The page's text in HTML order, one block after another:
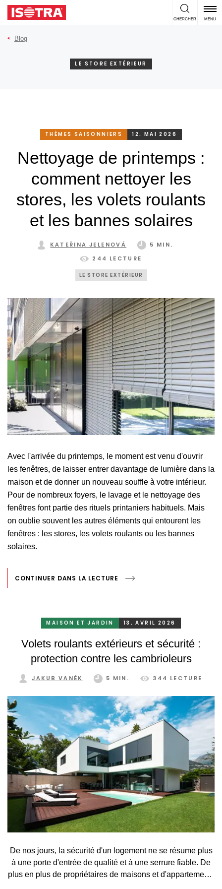
Passer au contenu
CHERCHER MENU
Blog
LE STORE EXTÉRIEUR
THÈMES SAISONNIERS 12. MAI 2026
Nettoyage de printemps :
comment nettoyer les
stores, les volets roulants
et les bannes solaires
KATEŘINA JELENOVÁ
5 MIN.
244 LECTURE
LE STORE EXTÉRIEUR
Avec l'arrivée du printemps, le moment est venu d'ouvrir
les fenêtres, de laisser entrer davantage de lumière dans la
maison et de donner un nouveau souffle à votre intérieur.
Pour de nombreux foyers, le lavage et le nettoyage des
fenêtres font partie des rituels printaniers habituels. Mais
on oublie souvent les autres éléments qui entourent les
fenêtres : les stores, les volets roulants ou les bannes
solaires.
CONTINUER DANS LA LECTURE
MAISON ET JARDIN 13. AVRIL 2026
Volets roulants extérieurs et sécurité :
protection contre les cambrioleurs
JAKUB VANĚK 5 MIN. 344 LECTURE
De nos jours, la sécurité d'un logement ne se résume plus
à une porte d'entrée de qualité et à une serrure fiable. De
plus en plus de propriétaires de maisons et d'appartements